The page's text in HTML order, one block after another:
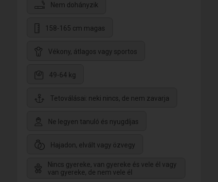
Nem dohányzik
158-165 cm magas
Vékony, átlagos vagy sportos
49-64 kg
Tetoválásai: neki nincs, de nem zavarja
Ne legyen tanuló és nyugdíjas
Hajadon, elvált vagy özvegy
Nincs gyereke, van gyereke és vele él vagy
van gyereke, de nem vele él